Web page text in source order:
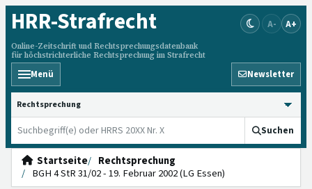
HRR-Strafrecht
Online-Zeitschrift und Rechtsprechungsdatenbank
für höchstrichterliche Rechtsprechung im Strafrecht
A- A+
Menü Newsletter
HRRS durchsuchen
Suchen
Startseite
Rechtsprechung
BGH 4 StR 31/02 - 19. Februar 2002 (LG Essen)